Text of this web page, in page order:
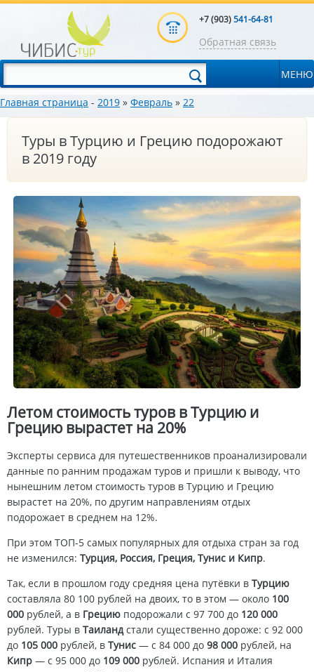
+7 (903)541-64-81
Обратная связь
МЕНЮ
Главная страница - 2019 » Февраль » 22
Туры в Турцию и Грецию подорожают
в 2019 году
Летом стоимость туров в Турцию и
Грецию вырастет на 20%
Эксперты сервиса для путешественников проанализировали
данные по ранним продажам туров и пришли к выводу, что
нынешним летом стоимость туров в Турцию и Грецию
вырастет на 20%, по другим направлениям отдых
подорожает в среднем на 12%.
При этом ТОП-5 самых популярных для отдыха стран за год
не изменился: Турция, Россия, Греция, Тунис и Кипр.
Так, если в прошлом году средняя цена путёвки в Турцию
составляла 80 100 рублей на двоих, то в этом — около 100
000 рублей, а в Грецию подорожали с 97 700 до 120 000
рублей. Туры в Таиландстали существенно дороже: с 92 000
до 105 000 рублей, в Тунис — с 84 000 до 98 000 рублей, на
Кипр — с 95 000 до 109 000 рублей. Испания и Италия